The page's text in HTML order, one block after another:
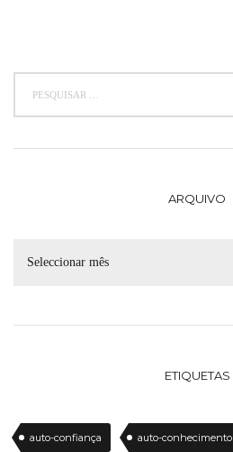
ARQUIVO
Seleccionar mês
ETIQUETAS
auto-confiança auto-conhecimento